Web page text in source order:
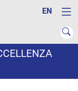
EN